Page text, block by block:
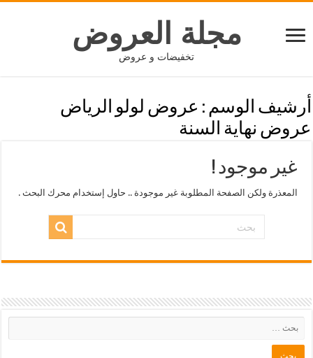
مجلة العروض
تخفيضات و عروض
أرشيف الوسم : عروض لولو الرياض
عروض نهاية السنة
غير موجود !
المعذرة ولكن الصفحة المطلوبة غير موجودة .. حاول إستخدام محرك البحث .